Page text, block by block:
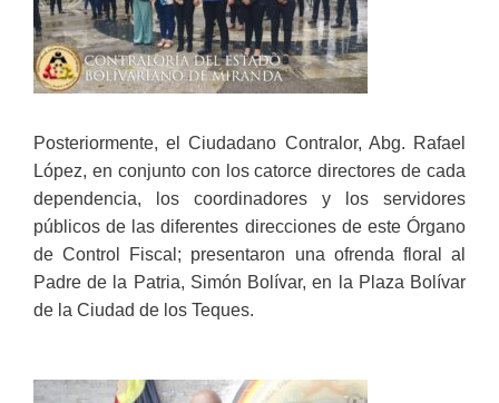
Posteriormente, el Ciudadano Contralor, Abg. Rafael
López, en conjunto con los catorce directores de cada
dependencia, los coordinadores y los servidores
públicos de las diferentes direcciones de este Órgano
de Control Fiscal; presentaron una ofrenda floral al
Padre de la Patria, Simón Bolívar, en la Plaza Bolívar
de la Ciudad de los Teques.